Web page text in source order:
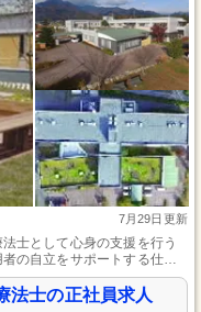
7月29日更新
士として心身の支援を行う
の自立をサポートする仕事
数117日、育児や介護休暇の
場です。
法士の正社員求人